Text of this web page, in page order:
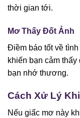
thời gian tới.
Mơ Thấy Đốt Ảnh
Điềm báo tốt về
khiến bạn cảm
bạn nhớ thương.
Cách Xử Lý
Nếu giấc mơ này